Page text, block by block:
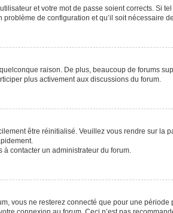
et votre mot de passe soient corrects. Si
de configuration et qu’il soit nécessaire
raison. De plus, beaucoup de forums
plus activement aux discussions du forum.
être réinitialisé. Veuillez vous rendre sur la
contacter un administrateur du forum.
vous ne resterez connecté que pour une